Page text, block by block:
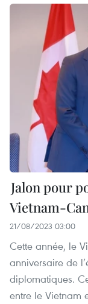
Jalon pour
Vietnam-
21/08/2023 03:00
Cette année, le
anniversaire de
diplomatiques.
entre le Vietnam